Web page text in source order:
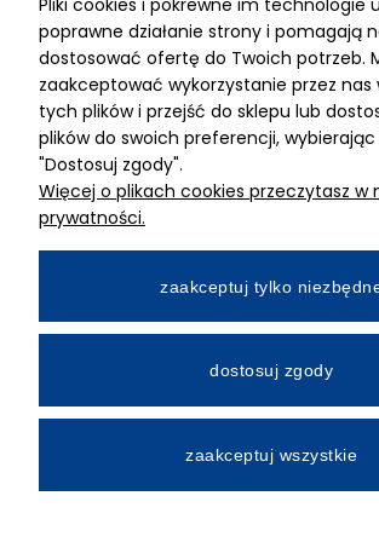
ADRES
MIMARI sp z o.o.
ul. Kurkowa 12
50-210 Wrocław
Dane rejestracyjne
NIP:8982325327
Wpłacony w całości
Numer konta bankowego
All Rights Reserved © 2026
poprawne działanie strony i pomagają
dostosować ofertę do Twoich potrzeb.
zaakceptować wykorzystanie przez nas
tych plików i przejść do sklepu lub
plików do swoich preferencji,
"Dostosuj zgody".
Więcej o plikach cookies przeczytasz w
prywatności.
zaakceptuj tylko
dostosuj zgody
zaakceptuj wszystkie